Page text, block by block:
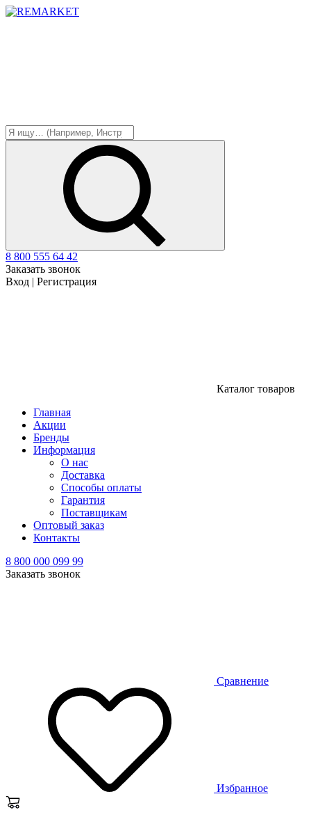
8 800 555 64 42
Заказать звонок
Вход | Регистрация
Каталог товаров
Главная
Акции
Бренды
Информация
О нас
Доставка
Способы оплаты
Гарантия
Поставщикам
Оптовый заказ
Контакты
8 800 000 099 99
Заказать звонок
Сравнение
Избранное